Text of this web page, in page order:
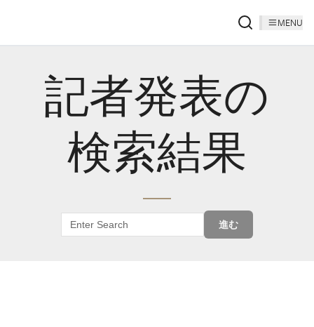
MENU
記者発表の
検索結果
進む